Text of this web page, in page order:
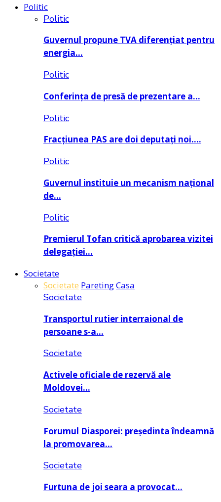
Politic
Politic
Guvernul propune TVA diferențiat pentru
energia…
Politic
Conferința de presă de prezentare a…
Politic
Fracțiunea PAS are doi deputați noi….
Politic
Guvernul instituie un mecanism național
de…
Politic
Premierul Tofan critică aprobarea vizitei
delegației…
Societate
Societate ParetingCasa
Societate
Transportul rutier interraional de
persoane s-a…
Societate
Activele oficiale de rezervă ale
Moldovei…
Societate
Forumul Diasporei: președinta îndeamnă
la promovarea…
Societate
Furtuna de joi seara a provocat…